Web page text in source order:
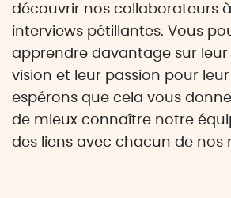
découvrir nos collaborateurs
interviews pétillantes. Vous
apprendre davantage sur leur
vision et leur passion pour
espérons que cela vous
de mieux connaître notre
des liens avec chacun de nos